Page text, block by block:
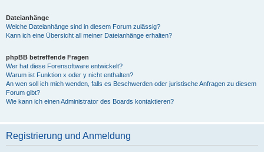
Dateianhänge
Welche Dateianhänge sind in diesem Forum zulässig?
Kann ich eine Übersicht all meiner Dateianhänge erhalten?
phpBB betreffende Fragen
Wer hat diese Forensoftware entwickelt?
Warum ist Funktion x oder y nicht enthalten?
An wen soll ich mich wenden, falls es Beschwerden oder juristische Anfragen zu diesem
Forum gibt?
Wie kann ich einen Administrator des Boards kontaktieren?
Registrierung und Anmeldung